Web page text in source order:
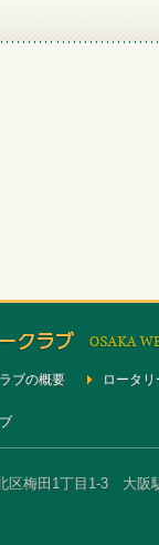
ブの概要 ロータ
区梅田1丁目1-3 大阪